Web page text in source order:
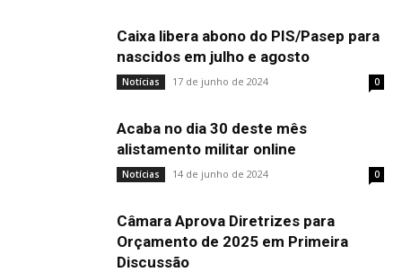
Caixa libera abono do PIS/Pasep para
nascidos em julho e agosto
Notícias 17 de junho de 2024 0
Acaba no dia 30 deste mês
alistamento militar online
Notícias 14 de junho de 2024 0
Câmara Aprova Diretrizes para
Orçamento de 2025 em Primeira
Discussão